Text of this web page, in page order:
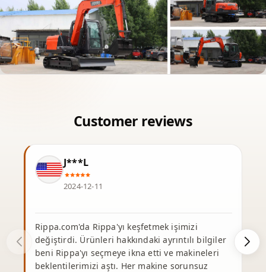
J***L
2024-12-11
Rippa.com'da Rippa'yı keşfetmek işimizi
değiştirdi. Ürünleri hakkındaki ayrıntılı bilgiler
beni Rippa'yı seçmeye ikna etti ve makineleri
beklentilerimizi aştı. Her makine sorunsuz